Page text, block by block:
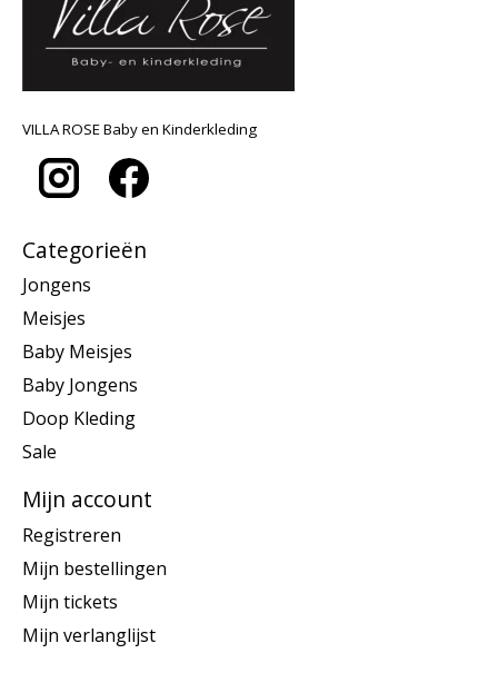
VILLA ROSE Baby en Kinderkleding
Categorieën
Jongens
Meisjes
Baby Meisjes
Baby Jongens
Doop Kleding
Sale
Mijn account
Registreren
Mijn bestellingen
Mijn tickets
Mijn verlanglijst